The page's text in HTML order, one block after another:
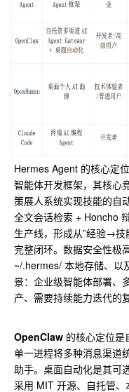
Hermes Agent 的核心定
智能体开发框架，其核心
策展人系统实现技能的自
全文会话检索 + Honcho
生产线，形成从”经验→
完整闭环。数据安全性极
~/.hermes/ 本地存储、以
景：企业级智能体部署、
产、需要持续能力迭代的
OpenClaw 的核心定位是
单一进程将多种消息渠道
助手。桌面自动化是其可
采用 MIT 开源、自托管